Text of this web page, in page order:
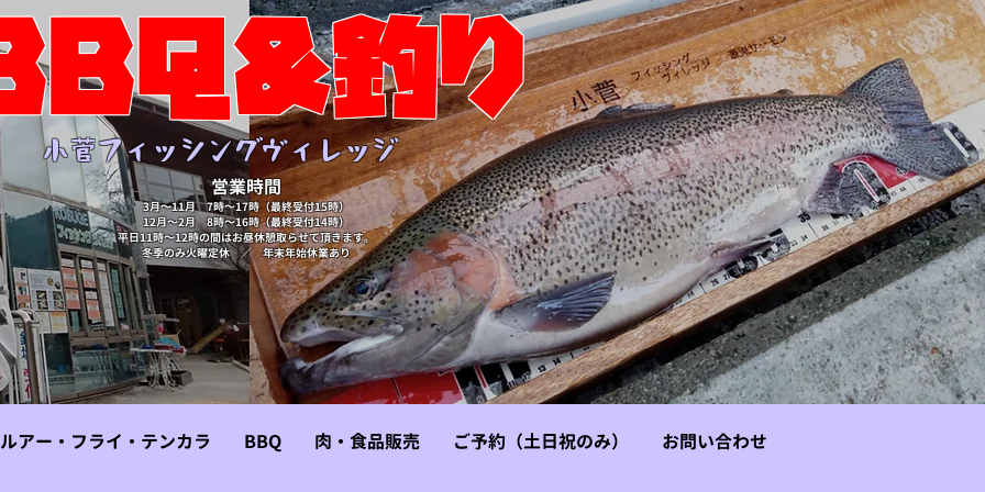
釣り
​小菅フィッシングヴィレッジ
営業時間
3月～11月 7時～17時（最終受付15時）
​12月～2月 8時～16時（最終受付14時）
​平日11時～12時の間はお昼休憩取らせて頂きます。
​冬季のみ火曜定休 ／ 年末年始休業あり
ルアー・フライ・テンカラ BBQ 肉・食品販売 ご予約（土日祝のみ） お問い合わせ